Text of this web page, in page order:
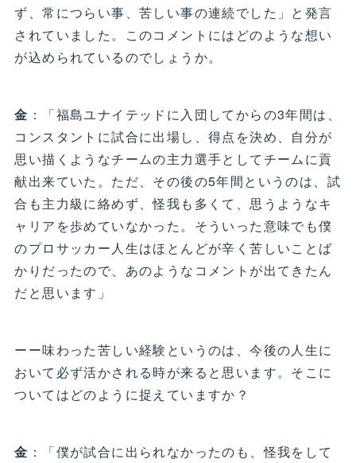
ず、常につらい事、苦しい事の連続でした」と発言
されていました。このコメントにはどのような想い
が込められているのでしょうか。
金 ：「福島ユナイテッドに入団してからの3年間は、
コンスタントに試合に出場し、得点を決め、自分が
思い描くようなチームの主力選手としてチームに貢
献出来ていた。ただ、その後の5年間というのは、試
合も主力級に絡めず、怪我も多くて、思うようなキ
ャリアを歩めていなかった。そういった意味でも僕
のプロサッカー人生はほとんどが辛く苦しいことば
かりだったので、あのようなコメントが出てきたん
だと思います」
ーー味わった苦しい経験というのは、今後の人生に
おいて必ず活かされる時が来ると思います。そこに
ついてはどのように捉えていますか？
金 ：「僕が試合に出られなかったのも、怪我をして